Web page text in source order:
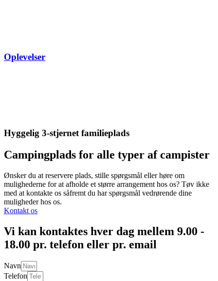
Oplevelser
Hyggelig 3-stjernet familieplads
Campingplads for alle typer af campister
Ønsker du at reservere plads, stille spørgsmål eller høre om
mulighederne for at afholde et større arrangement hos os? Tøv ikke
med at kontakte os såfremt du har spørgsmål vedrørende dine
muligheder hos os.
Kontakt os
Vi kan kontaktes hver dag mellem 9.00 -
18.00 pr. telefon eller pr. email
Navn
Telefon